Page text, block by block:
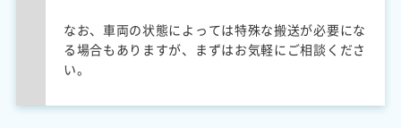
なお、車両の状態によっては特殊な搬送が必要にな
る場合もありますが、まずはお気軽にご相談くださ
い。